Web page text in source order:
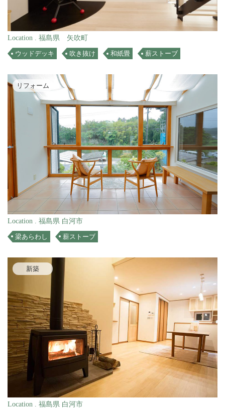
Location . 福島県 矢吹町
ウッドデッキ 吹き抜け 和紙畳 薪ストーブ
リフォーム
Location . 福島県 白河市
梁あらわし 薪ストーブ
新築
Location . 福島県 白河市